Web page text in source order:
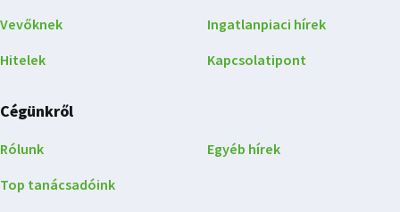
Vevőknek
Hitelek
Ingatlanpiaci hírek
Kapcsolatipont
Cégünkről
Rólunk
Top tanácsadóink
Egyéb hírek